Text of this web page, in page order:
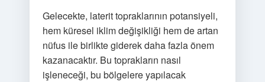
Gelecekte, laterit topraklarının potansiyeli,
hem küresel iklim değişikliği hem de artan
nüfus ile birlikte giderek daha fazla önem
kazanacaktır. Bu toprakların nasıl
işleneceği, bu bölgelere yapılacak